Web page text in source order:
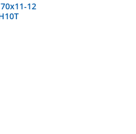
труба 60х6 08Х18Н10